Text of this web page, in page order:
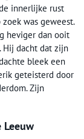
innerlijke rust
was geweest.
heviger dan ooit
dacht dat zijn
bleek een
geteisterd door
Zijn
Leeuw